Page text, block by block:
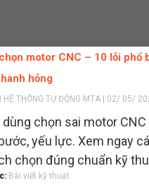
motor CNC – 10 lỗi phổ
hỏng
HỆ THỐNG TỰ ĐỘNG MTA | 02/ 05/
dùng chọn sai motor
yếu lực. Xem ngay
chọn đúng chuẩn kỹ
Bài viết kỹ thuật